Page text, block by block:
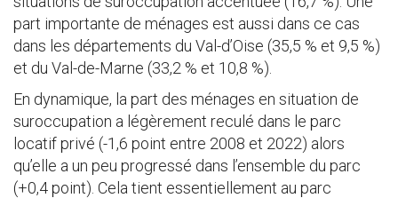
part importante de ménages est aussi dans ce cas
dans les départements du Val-d’Oise (35,5 % et 9,5 %)
et du Val-de-Marne (33,2 % et 10,8 %).
En dynamique, la part des ménages en situation de
suroccupation a légèrement reculé dans le parc
locatif privé (-1,6 point entre 2008 et 2022) alors
qu’elle a un peu progressé dans l’ensemble du parc
(+0,4 point). Cela tient essentiellement au parc